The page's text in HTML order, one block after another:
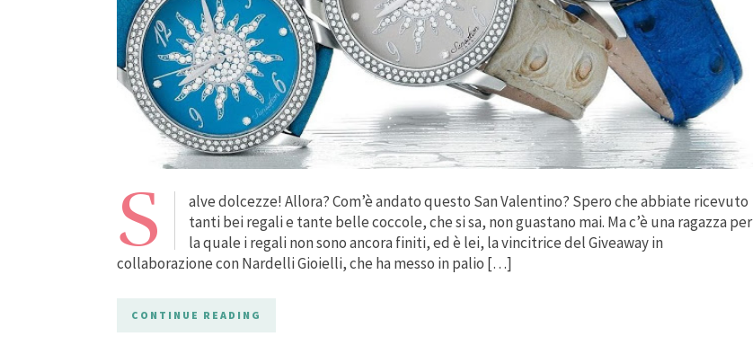
S
alve dolcezze! Allora? Com’è andato questo San Valentino? Spero che abbiate ricevuto
tanti bei regali e tante belle coccole, che si sa, non guastano mai. Ma c’è una ragazza per
la quale i regali non sono ancora finiti, ed è lei, la vincitrice del Giveaway in
collaborazione con Nardelli Gioielli, che ha messo in palio […]
CONTINUE READING